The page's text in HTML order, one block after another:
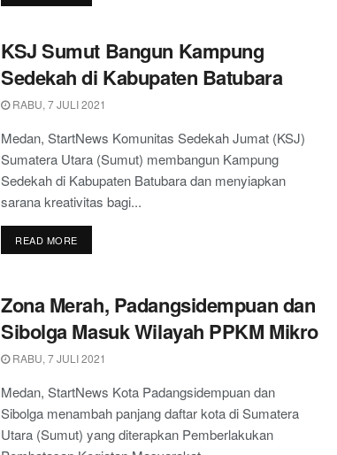
KSJ Sumut Bangun Kampung
Sedekah di Kabupaten Batubara
RABU, 7 JULI 2021
Medan, StartNews Komunitas Sedekah Jumat (KSJ)
Sumatera Utara (Sumut) membangun Kampung
Sedekah di Kabupaten Batubara dan menyiapkan
sarana kreativitas bagi...
READ MOREDETAILS
Zona Merah, Padangsidempuan dan
Sibolga Masuk Wilayah PPKM Mikro
RABU, 7 JULI 2021
Medan, StartNews Kota Padangsidempuan dan
Sibolga menambah panjang daftar kota di Sumatera
Utara (Sumut) yang diterapkan Pemberlakukan